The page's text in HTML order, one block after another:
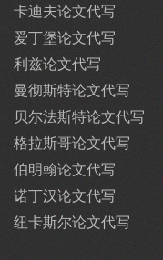
卡迪夫论文代写
爱丁堡论文代写
利兹论文代写
曼彻斯特论文代写
贝尔法斯特论文代写
格拉斯哥论文代写
伯明翰论文代写
诺丁汉论文代写
纽卡斯尔论文代写